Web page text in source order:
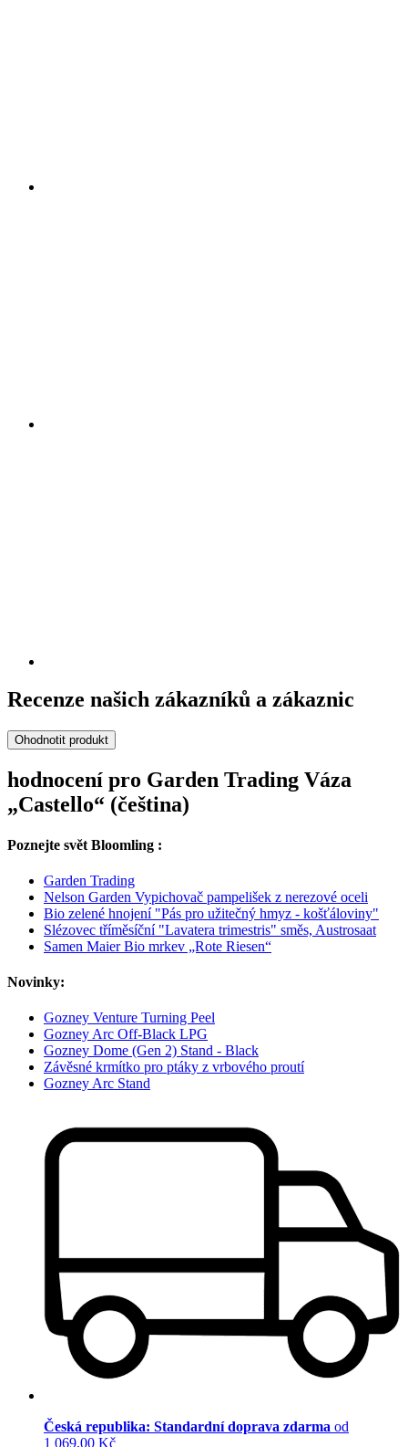
Recenze našich zákazníků a zákaznic
Ohodnotit produkt
hodnocení pro Garden Trading Váza
„Castello“ (čeština)
Poznejte svět Bloomling :
Garden Trading
Nelson Garden Vypichovač pampelišek z nerezové oceli
Bio zelené hnojení "Pás pro užitečný hmyz - košťáloviny"
Slézovec tříměsíční "Lavatera trimestris" směs, Austrosaat
Samen Maier Bio mrkev „Rote Riesen“
Novinky:
Gozney Venture Turning Peel
Gozney Arc Off-Black LPG
Gozney Dome (Gen 2) Stand - Black
Závěsné krmítko pro ptáky z vrbového proutí
Gozney Arc Stand
Česká republika: Standardní doprava zdarma od
1 069,00 Kč